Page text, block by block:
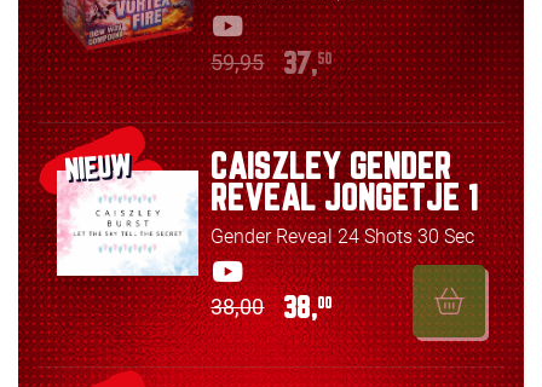
59,95 37,50
NIEUW
CAISZLEY GENDER
REVEAL JONGETJE 1
Gender Reveal 24 Shots 30 Sec
38,00 38,00